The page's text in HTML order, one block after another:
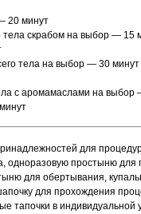
20 минут
тела скрабом на выбор — 15
тела на выбор — 30 минут
с аромамаслами на выбор
для
одноразовую простыню для
для обертывания,
для прохождения
тапочки в индивидуальной